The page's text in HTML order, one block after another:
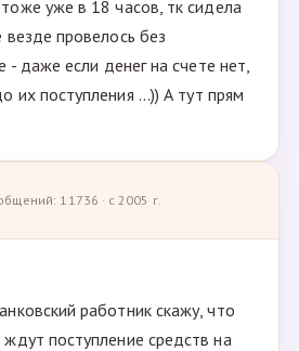
уже в 18 часов, тк сидела
везде провелось без
- даже если денег на счете нет,
их поступления ...)) А тут прям
11736 · с 2005 г.
работник скажу, что
поступление средств на